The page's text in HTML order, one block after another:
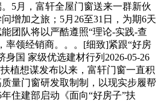
月，富轩全屋门窗送来一群新伙
增加之旅；5月26至31日，为期6天
团队将以严酷遵照“理论-实践-查
率领经销商。。。[细致]紧跟“好房
身国 家级优选建材行列2026-05-26
植想谋发布以来，富轩门窗一直积
量门窗研发取制制，以现实步履帮
住建部启动《面向“好房子”扶